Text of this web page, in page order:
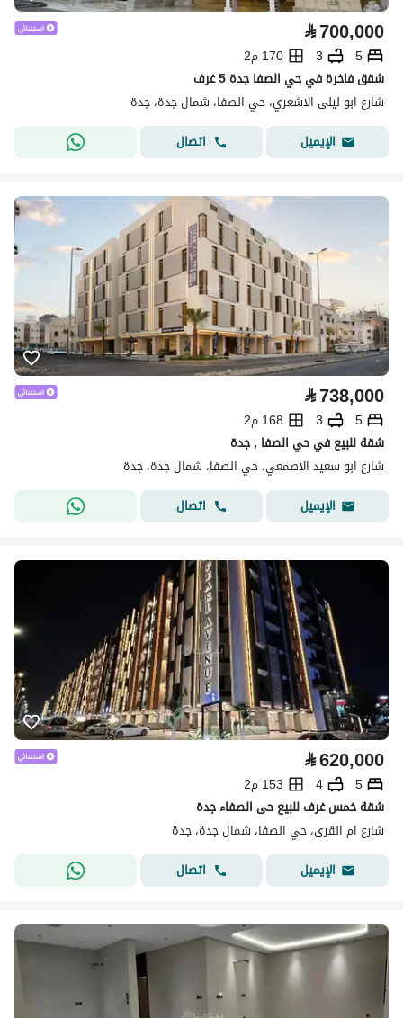
⃁700,000
5
3
170 م2
شقق فاخرة في حي الصفا جدة 5 غرف
شارع ابو ليلى الاشعري، حي الصفا، شمال جدة، جدة
الإيميل
اتصال
⃁738,000
5
3
168 م2
شقة للبيع في حي الصفا , جدة
شارع ابو سعيد الاصمعي، حي الصفا، شمال جدة، جدة
الإيميل
اتصال
⃁620,000
5
4
153 م2
شقة خمس غرف للبيع حى الصفاء جدة
شارع ام القرى، حي الصفا، شمال جدة، جدة
الإيميل
اتصال